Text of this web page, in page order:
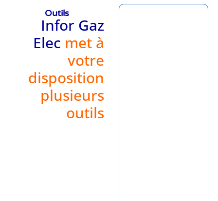
Outils
Infor Gaz
Elec met à
votre
disposition
plusieurs
outils